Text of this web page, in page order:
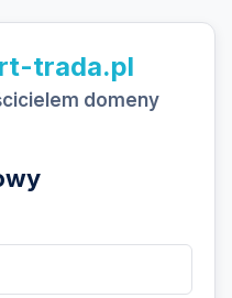
trada.pl
domeny